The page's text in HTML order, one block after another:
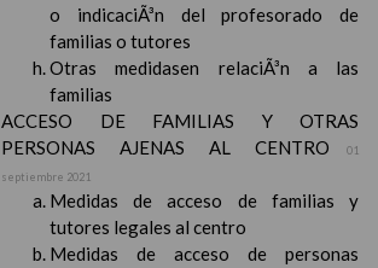
o indicaciÃ³n del profesorado de
familias o tutores
Otras medidasen relaciÃ³n a las
familias
ACCESO DE FAMILIAS Y OTRAS
PERSONAS AJENAS AL CENTRO
01
septiembre 2021
Medidas de acceso de familias y
tutores legales al centro
Medidas de acceso de personas